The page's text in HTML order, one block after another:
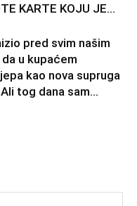
KARTE KOJU JE...
pred svim našim
u kupaćem
kao nova supruga
tog dana sam...